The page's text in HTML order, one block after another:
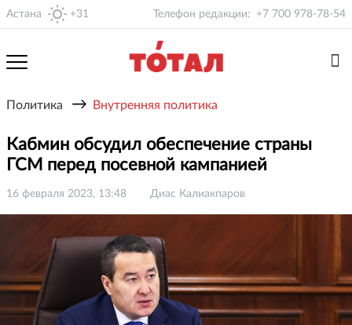
Астана +31 Телефон редакции: +7 700 978-78-54
Политика → Внутренняя политика
Кабмин обсудил обеспечение страны
ГСМ перед посевной кампанией
16 февраля 2023, 13:48 Диас Калиакпаров